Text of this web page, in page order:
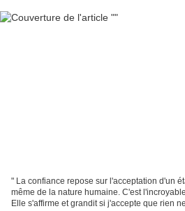
" La confiance repose sur l'acceptation d'un
même de la nature humaine. C'est
Elle s'affirme et grandit si j'accepte que rien